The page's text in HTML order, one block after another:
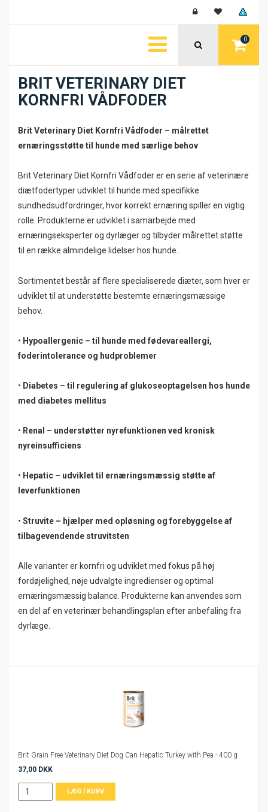
0
BRIT VETERINARY DIET
KORNFRI VÅDFODER
Brit Veterinary Diet Kornfri Vådfoder – målrettet
ernæringsstøtte til hunde med særlige behov
Brit Veterinary Diet Kornfri Vådfoder er en serie af veterinære
diætfodertyper udviklet til hunde med specifikke
sundhedsudfordringer, hvor korrekt ernæring spiller en vigtig
rolle. Produkterne er udviklet i samarbejde med
ernæringseksperter og dyrlæger og tilbyder målrettet støtte
til en række almindelige lidelser hos hunde.
Sortimentet består af flere specialiserede diæter, som hver er
udviklet til at understøtte bestemte ernæringsmæssige
behov.
• Hypoallergenic – til hunde med fødevareallergi,
foderintolerance og hudproblemer
• Diabetes – til regulering af glukoseoptagelsen hos hunde
med diabetes mellitus
• Renal – understøtter nyrefunktionen ved kronisk
nyreinsufficiens
• Hepatic – udviklet til ernæringsmæssig støtte af
leverfunktionen
• Struvite – hjælper med opløsning og forebyggelse af
tilbagevendende struvitsten
Alle varianter er kornfri og udviklet med fokus på høj
fordøjelighed, nøje udvalgte ingredienser og optimal
ernæringsmæssig balance. Produkterne kan anvendes som
en del af en veterinær behandlingsplan efter anbefaling fra
dyrlæge.
Brit Grain Free Veterinary Diet Dog Can Hepatic Turkey with Pea - 400 g
37,00 DKK